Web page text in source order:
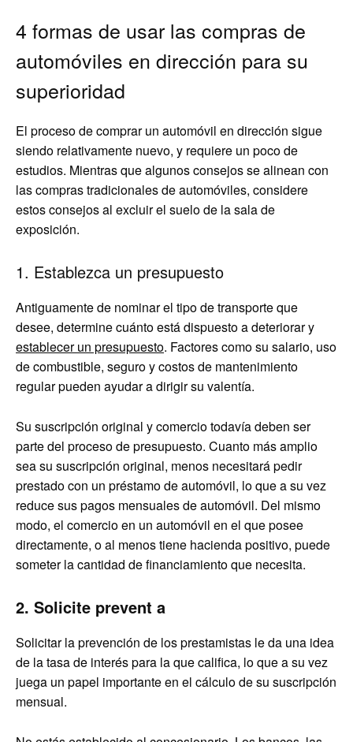
4 formas de usar las compras de
automóviles en dirección para su
superioridad
El proceso de comprar un automóvil en dirección sigue
siendo relativamente nuevo, y requiere un poco de
estudios. Mientras que algunos consejos se alinean con
las compras tradicionales de automóviles, considere
estos consejos al excluir el suelo de la sala de
exposición.
1. Establezca un presupuesto
Antiguamente de nominar el tipo de transporte que
desee, determine cuánto está dispuesto a deteriorar y
establecer un presupuesto. Factores como su salario, uso
de combustible, seguro y costos de mantenimiento
regular pueden ayudar a dirigir su valentía.
Su suscripción original y comercio todavía deben ser
parte del proceso de presupuesto. Cuanto más amplio
sea su suscripción original, menos necesitará pedir
prestado con un préstamo de automóvil, lo que a su vez
reduce sus pagos mensuales de automóvil. Del mismo
modo, el comercio en un automóvil en el que posee
directamente, o al menos tiene hacienda positivo, puede
someter la cantidad de financiamiento que necesita.
2. Solicite prevent a
Solicitar la prevención de los prestamistas le da una idea
de la tasa de interés para la que califica, lo que a su vez
juega un papel importante en el cálculo de su suscripción
mensual.